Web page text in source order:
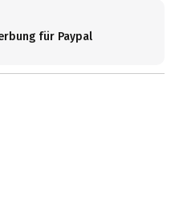
für Paypal